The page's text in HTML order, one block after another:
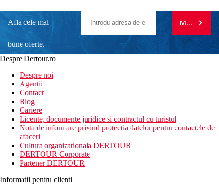
Afla cele mai
bune oferte.
newsletter!
MA
Despre Dertour.ro
Despre noi
Agentii
Contact
Blog
Cariere
Licente, documente juridice si contractul cu turistul
Nota de informare privind protectia datelor pentru contactele de
afaceri
Cultura organizationala DERTOUR
DERTOUR Corporate
Partener DERTOUR
Informatii pentru clienti